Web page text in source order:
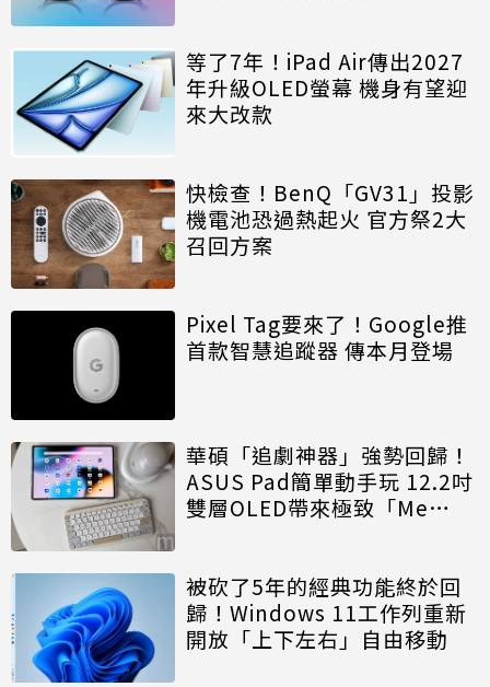
等了7年！iPad Air傳出2027
年升級OLED螢幕 機身有望迎
來大改款
快檢查！BenQ「GV31」投影
機電池恐過熱起火 官方祭2大
召回方案
Pixel Tag要來了！Google推
首款智慧追蹤器 傳本月登場
華碩「追劇神器」強勢回歸！
ASUS Pad簡單動手玩 12.2吋
雙層OLED帶來極致「Me
被砍了5年的經典功能終於回
歸！Windows 11工作列重新
開放「上下左右」自由移動